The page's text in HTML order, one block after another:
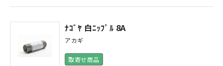
ﾅｺﾞﾔ 白ﾆｯﾌﾟﾙ 8A
アカギ
取寄せ商品